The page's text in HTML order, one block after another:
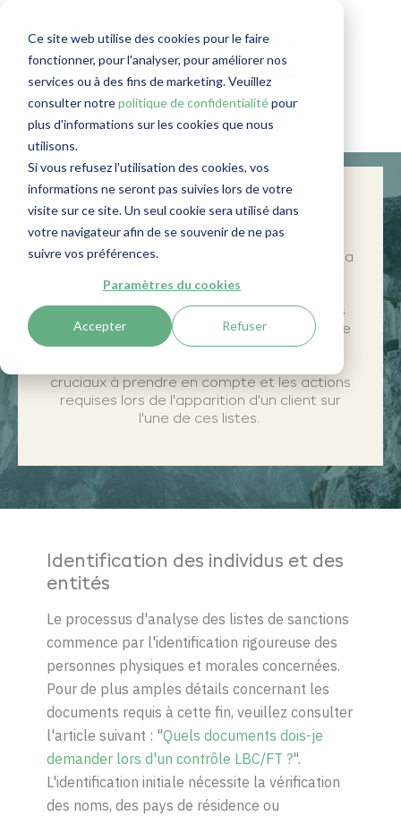
Ce site web utilise des cookies pour le faire
fonctionner, pour l'analyser, pour améliorer nos
services ou à des fins de marketing. Veuillez
consulter notrepolitique de confidentialitépour
plus d'informations sur les cookies que nous
utilisons.
Si vous refusez l'utilisation des cookies, vos
informations ne seront pas suivies lors de votre
visite sur ce site. Un seul cookie sera utilisé dans
votre navigateur afin de se souvenir de ne pas
suivre vos préférences.
Paramètres du cookies
Accepter Refuser
Analyse LBC/FT: Un
exposé des listes de
sanction pertinentes
'analyse des listes de sanctions dans le
d'argent(LBC/FT)est unepratique
essentiellequi ne se
la
vigueur.Elleimplique également
approfondie
de pays
considérésà haut pourchaque
partie
impliquéedansla transaction enquestion
cruciaux à prendre en compte et les actions
requises lors de l'apparition d'un client sur
l'une de ces listes.
Identification des individus et des
entités
Le processus d'analyse des listes de sanctions
commence par l'identification rigoureuse des
personnes physiques et morales concernées.
Pour de plus amples détails concernant les
documents requis à cette fin, veuillez consulter
l'article suivant : "Quels documents dois-je
demander lors d'un contrôle LBC/FT ?".
L'identification initiale nécessite la vérification
des noms, des pays de résidence ou